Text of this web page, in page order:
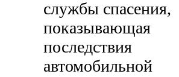
службы спасения,
показывающая
последствия
автомобильной